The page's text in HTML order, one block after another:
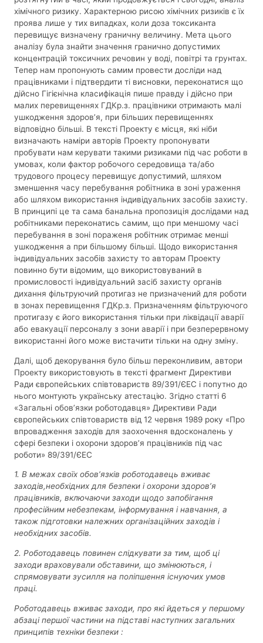
хімічного ризику. Характерною рисою хімічних ризиків є їх
проява лише у тих випадках, коли доза токсиканта
перевищує визначену граничну величину. Мета цього
аналізу була знайти значення гранично допустимих
концентрацій токсичних речовин у воді, повітрі та грунтах.
Тепер нам пропонують самим провести досліди над
працівниками і підтвердити ті висновки, переконатися що
дійсно Гігієнічна класифікація пише правду і дійсно при
малих перевищеннях ГДКр.з. працівники отримають малі
ушкодження здоров’я, при більших перевищеннях
відповідно більші. В тексті Проекту є місця, які ніби
визначають наміри авторів Проекту пропонувати
пробувати нам керувати такими ризиками під час роботи в
умовах, коли фактор робочого середовища та/або
трудового процесу перевищує допустимий, шляхом
зменшення часу перебування робітника в зоні ураження
або шляхом використання індивідуальних засобів захисту.
В принципі це та сама банальна пропозиція дослідами над
робітниками переконатись самим, що при меншому часі
перебування в зоні пораженя робітник отримає менші
ушкодження а при більшому більші. Щодо використання
індивідуальних засобів захисту то авторам Проекту
повинно бути відомим, що використовуваний в
промисловості індивідуальний засіб захисту органів
дихання фільтруючий протигаз не призначений для роботи
в зонах перевищення ГДКр.з. Призначенням фільтруючого
протигазу є його використання тільки при ліквідації аварії
або евакуації персоналу з зони аварії і при безперервному
використанні його може вистачити тільки на одну зміну.
Далі, щоб декорування було більш переконливим, автори
Проекту використовують в тексті фрагмент Директиви
Ради європейських співтовариств 89/391/ЄЕС і попутно до
нього монтують українську атестацію. Згідно статті 6
«Загальні обов’язки роботодавця» Директиви Ради
європейських співтовариств від 12 червня 1989 року «Про
впровадження заходів для заохочення вдосконалень у
сфері безпеки і охорони здоров’я працівників під час
роботи» 89/391/ЄЕС
1. В межах своїх обов’язків роботодавець вживає
заходів,необхідних для безпеки і охорони здоров’я
працівників, включаючи заходи щодо запобігання
професійним небезпекам, інформування і навчання, а
також підготовки належних організаційних заходів і
необхідних засобів.
2. Роботодавець повинен слідкувати за тим, щоб ці
заходи враховували обставини, що змінюються, і
спрямовувати зусилля на поліпшення існуючих умов
праці.
Роботодавець вживає заходи, про які йдеться у першому
абзаці першої частини на підставі наступних загальних
принципів техніки безпеки :